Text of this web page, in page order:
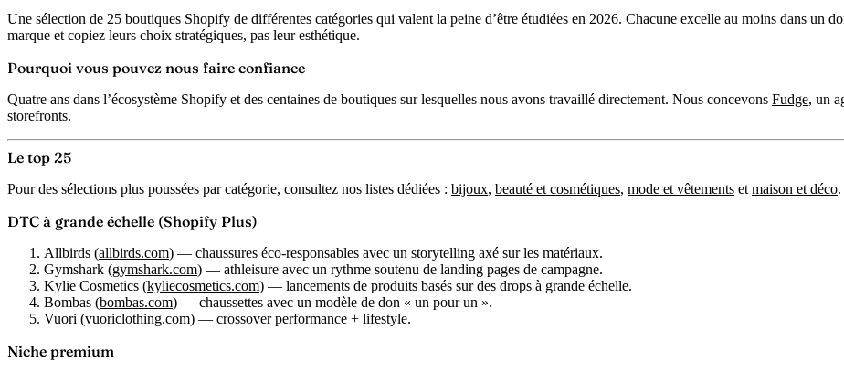
Une sélection de 25 boutiques Shopify de différentes catégories qui valent la peine d’être étudiées en 2026. Chacune excelle au moins dans un
marque et copiez leurs choix stratégiques, pas leur esthétique.
Pourquoi vous pouvez nous faire confiance
Quatre ans dans l’écosystème Shopify et des centaines de boutiques sur lesquelles nous avons travaillé directement. Nous concevons Fudge, un
storefronts.
Le top 25
Pour des sélections plus poussées par catégorie, consultez nos listes dédiées : bijoux, beauté et cosmétiques, mode et vêtements et maison et déco.
DTC à grande échelle (Shopify Plus)
Allbirds (allbirds.com) — chaussures éco-responsables avec un storytelling axé sur les matériaux.
Gymshark (gymshark.com) — athleisure avec un rythme soutenu de landing pages de campagne.
Kylie Cosmetics (kyliecosmetics.com) — lancements de produits basés sur des drops à grande échelle.
Bombas (bombas.com) — chaussettes avec un modèle de don « un pour un ».
Vuori (vuoriclothing.com) — crossover performance + lifestyle.
Niche premium